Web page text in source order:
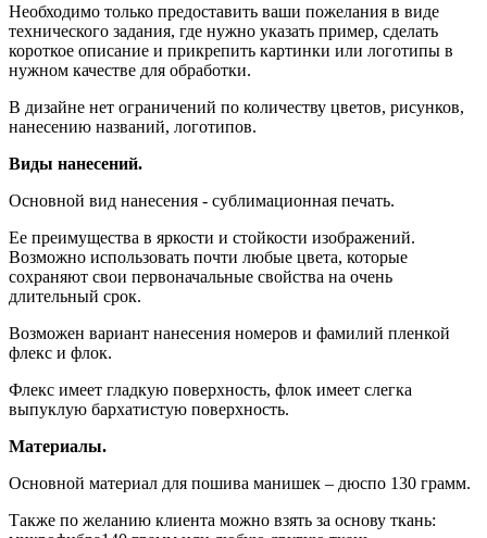
Необходимо только предоставить ваши пожелания в виде
технического задания, где нужно указать пример, сделать
короткое описание и прикрепить картинки или логотипы в
нужном качестве для обработки.
В дизайне нет ограничений по количеству цветов, рисунков,
нанесению названий, логотипов.
Виды нанесений.
Основной вид нанесения - сублимационная печать.
Ее преимущества в яркости и стойкости изображений.
Возможно использовать почти любые цвета, которые
сохраняют свои первоначальные свойства на очень
длительный срок.
Возможен вариант нанесения номеров и фамилий пленкой
флекс и флок.
Флекс имеет гладкую поверхность, флок имеет слегка
выпуклую бархатистую поверхность.
Материалы.
Основной материал для пошива манишек – дюспо 130 грамм.
Также по желанию клиента можно взять за основу ткань: